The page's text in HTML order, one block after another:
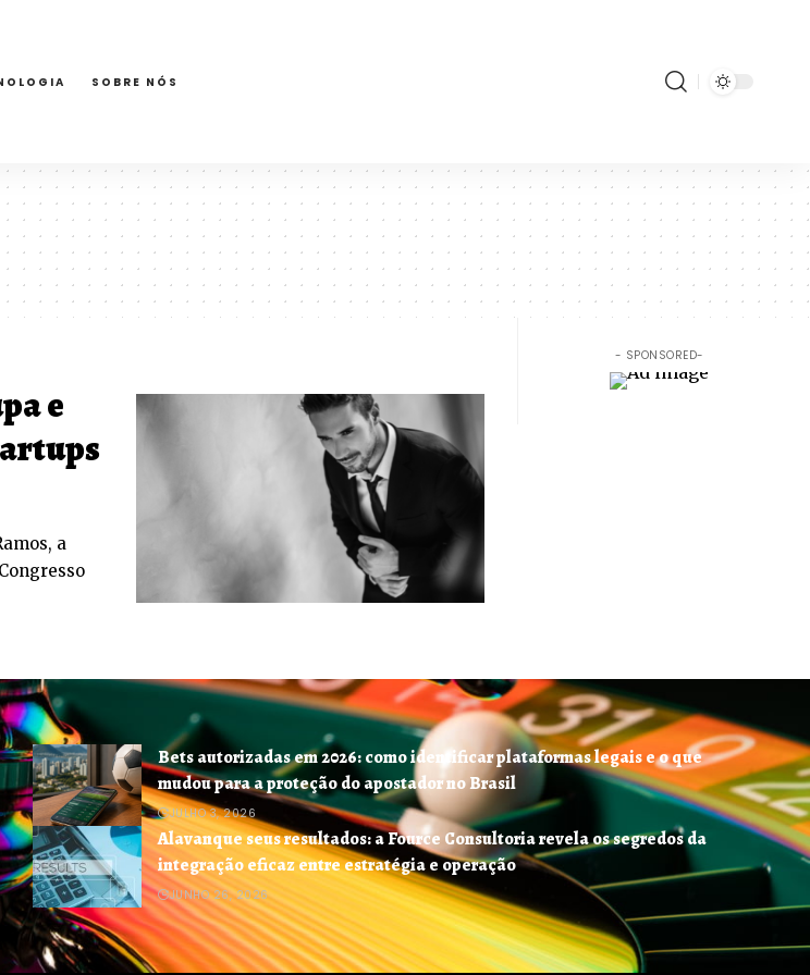
SOBRE NÓS
e
a
- SPONSORED-
Bets autorizadas em 2026: como identificar plataformas legais e o que
mudou para a proteção do apostador no Brasil
JULHO 3, 2026
Alavanque seus resultados: a Fource Consultoria revela os segredos da
integração eficaz entre estratégia e operação
JUNHO 26, 2026